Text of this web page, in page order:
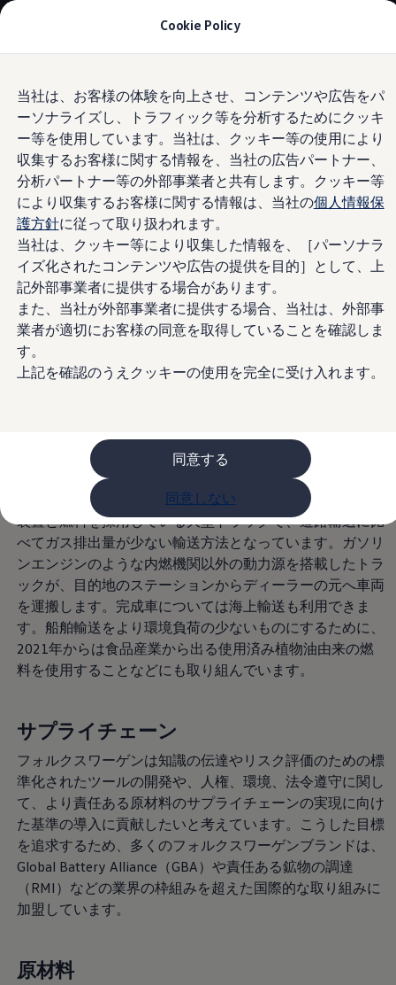
Cookie Policy
当社は、お客様の体験を向上させ、コンテンツや広告をパ
ーソナライズし、トラフィック等を分析するためにクッキ
ー等を使用しています。当社は、クッキー等の使用により
収集するお客様に関する情報を、当社の広告パートナー、
分析パートナー等の外部事業者と共有します。クッキー等
により収集するお客様に関する情報は、当社の個人情報保
護方針に従って取り扱われます。
当社は、クッキー等により収集した情報を、［パーソナラ
イズ化されたコンテンツや広告の提供を目的］として、上
記外部事業者に提供する場合があります。
また、当社が外部事業者に提供する場合、当社は、外部事
業者が適切にお客様の同意を取得していることを確認しま
す。
上記を確認のうえクッキーの使用を完全に受け入れます。
同意する
同意しない
main
content
to
footer
モデル＆見積りシミュレーション
セーフティ マイスター
ID. Buzz
T-Cross
Tiguan
Golf
Golf GTI
Golf R
Golf Variant
Golf R Variant
Passat
ID.4
Polo
Polo GTI
Golf Touran
T-Roc
T-Roc R
フォルクスワーゲンマガジン
キャンペーン/イベント
レビュー動画
オファー
Golf お乗り換えを10万円補助
Tiguan 購入後、5年間の安心サポートが無償
Golf Variant お乗り換えを10万円補助
Volkswagenアンバサダープログラム
ファイナンシャルサービス
ファイナンシャルサービス
フォルクスワーゲン自動車保険プラス
Volkswagen Card
お支払いシミュレーション
モデル別月々のお支払い例
ライフスタイルに合ったプランをみつける
カスタマーポータル 登録・ログイン
Match Maker 登録・ログイン
補助金・エコカー優遇制度
Golf
Golf Variant
Passat
ID. Buzz
アフターサービス
サービスと純正部品
フォルクスワーゲン純正部品のメリット
点検と車検
修理と点検
エンジンオイルおよびフルード類
ホイールとタイヤ
路上故障に関するサポート
フォルクスワーゲンサービス
Information
施策と取り組み
グリーン電力
CO2を削減する上で重要なのが、バッテリーセルの生産工
程やID.モデルの製造工場でグリーン電力を使用すること
です。製造からお客様への引き渡しまでの過程で避けられ
ないCO
の投資を通じて相殺されます。この取り組みの状況は、認
自動車部品の輸送の主な手段は、鉄道や環境に優しい駆動
装置と燃料を採用している大型トラックで、道路輸送に比
べてガス排出量が少ない輸送方法となっています。ガソリ
ンエンジンのような内燃機関以外の動力源を搭載したトラ
ックが、目的地のステーションからディーラーの元へ車両
を運搬します。完成車については海上輸送も利用できま
す。船舶輸送をより環境負荷の少ないものにするために、
2021年からは食品産業から出る使用済み植物油由来の燃
料を使用することなどにも取り組んでいます。
サプライチェーン
フォルクスワーゲンは知識の伝達やリスク評価のための標
準化されたツールの開発や、人権、環境、法令遵守に関し
て、より責任ある原材料のサプライチェーンの実現に向け
た基準の導入に貢献したいと考えています。こうした目標
を追求するため、多くのフォルクスワーゲンブランドは、
Global Battery Alliance（GBA）や責任ある鉱物の調達
（RMI）などの業界の枠組みを超えた国際的な取り組みに
加盟しています。
原材料